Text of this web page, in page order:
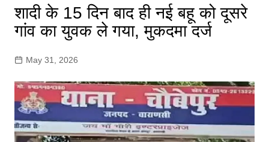
शादी के 15 दिन बाद ही नई बहू को दूसरे
गांव का युवक ले गया, मुकदमा दर्ज
May 31, 2026